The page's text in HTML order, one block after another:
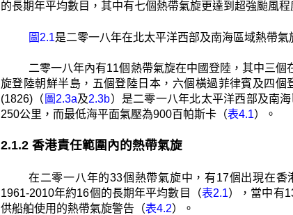
的長期年平均數目，其中有七個熱帶氣旋更達到超強颱風
圖2.1是二零一八年在北太平洋西部及南海區域熱帶氣
二零一八年內有11個熱帶氣旋在中國登陸，其中三
旋登陸朝鮮半島，五個登陸日本，六個橫過菲律賓及四
(1826)（ 圖2.3a及2.3b）是二零一八年北太平洋西部及南
250公里，而最低海平面氣壓為900百帕斯卡（表4.1）。
2.1.2 香港責任範圍內的熱帶氣旋
在二零一八年的33個熱帶氣旋中，有17個出現在
1961-2010年約16個的長期年平均數目（表2.1），當中有
供船舶使用的熱帶氣旋警告（表4.2）。